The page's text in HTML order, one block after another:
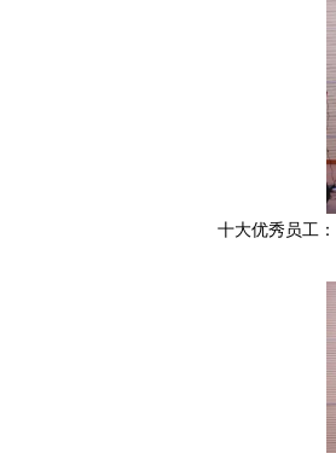
十大优秀员工：